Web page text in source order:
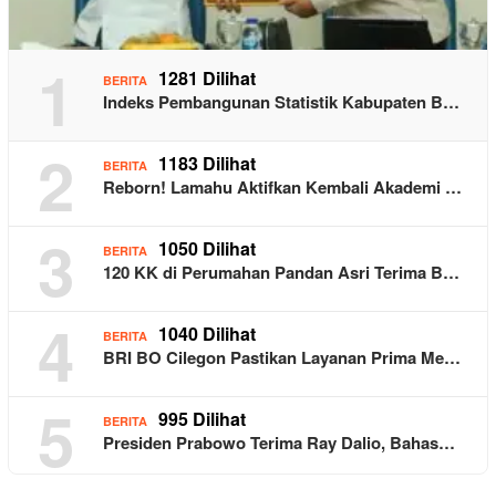
1 BERITA 1281 Dilihat
Indeks Pembangunan Statistik Kabupaten B…
2 BERITA 1183 Dilihat
Reborn! Lamahu Aktifkan Kembali Akademi …
3 BERITA 1050 Dilihat
120 KK di Perumahan Pandan Asri Terima B…
4 BERITA 1040 Dilihat
BRI BO Cilegon Pastikan Layanan Prima Me…
5 BERITA 995 Dilihat
Presiden Prabowo Terima Ray Dalio, Bahas…